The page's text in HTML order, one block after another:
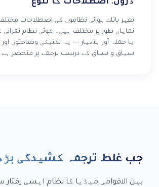
بغیر پائلٹ ہوائی نظاموں کی اصطلاحات
نمایاں طور پر مختلف ہیں۔ کوئی نظام نگرانی
یا حملہ آور ہتھیار — یہ تکنیکی وضاحتوں
سیاق و سباق کے درست ترجمے پر منحصر
جب غلط ترجمہ کشیدگی
بین الاقوامی میڈیا کا نظام ایسی رفتار